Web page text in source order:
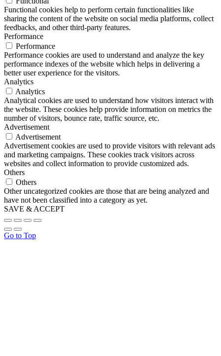
Functional cookies help to perform certain functionalities like
sharing the content of the website on social media platforms, collect
feedbacks, and other third-party features.
Performance
Performance
Performance cookies are used to understand and analyze the key
performance indexes of the website which helps in delivering a
better user experience for the visitors.
Analytics
Analytics
Analytical cookies are used to understand how visitors interact with
the website. These cookies help provide information on metrics the
number of visitors, bounce rate, traffic source, etc.
Advertisement
Advertisement
Advertisement cookies are used to provide visitors with relevant ads
and marketing campaigns. These cookies track visitors across
websites and collect information to provide customized ads.
Others
Others
Other uncategorized cookies are those that are being analyzed and
have not been classified into a category as yet.
SAVE & ACCEPT
Go to Top